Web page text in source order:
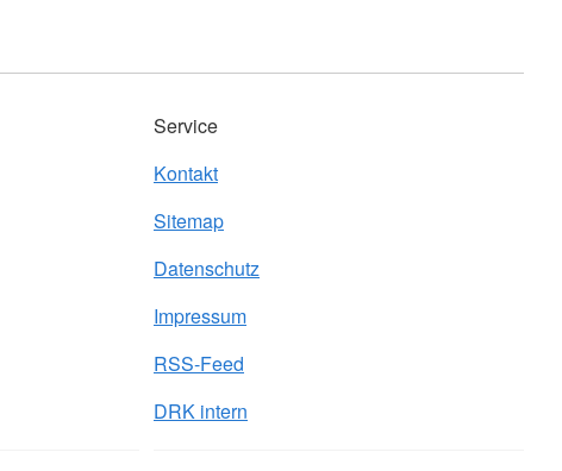
Service
Kontakt
Sitemap
Datenschutz
Impressum
RSS-Feed
DRK intern